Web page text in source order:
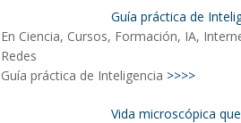
Guía práctica de
En Ciencia, Cursos, Formación, IA,
Redes
Guía práctica de Inteligencia >>>>
Vida microscópica